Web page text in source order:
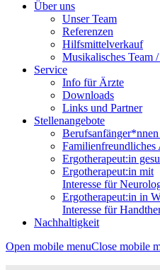
Über uns
Unser Team
Referenzen
Hilfsmittelverkauf
Musikalisches Team
Service
Info für Ärzte
Downloads
Links und Partner
Stellenangebote
Familienfreundliches
Ergotherapeut:in
Ergotherapeut:in mit
Interesse für
Ergotherapeut:in in
Interesse für
Nachhaltigkeit
Open mobile menuClose mobile